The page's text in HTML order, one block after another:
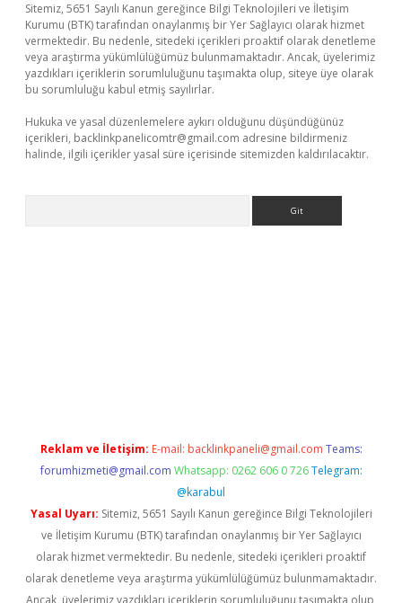
Sitemiz, 5651 Sayılı Kanun gereğince Bilgi Teknolojileri ve İletişim
Kurumu (BTK) tarafından onaylanmış bir Yer Sağlayıcı olarak hizmet
vermektedir. Bu nedenle, sitedeki içerikleri proaktif olarak denetleme
veya araştırma yükümlülüğümüz bulunmamaktadır. Ancak, üyelerimiz
yazdıkları içeriklerin sorumluluğunu taşımakta olup, siteye üye olarak
bu sorumluluğu kabul etmiş sayılırlar.
Hukuka ve yasal düzenlemelere aykırı olduğunu düşündüğünüz
içerikleri, backlinkpanelicomtr@gmail.com adresine bildirmeniz
halinde, ilgili içerikler yasal süre içerisinde sitemizden kaldırılacaktır.
Reklam ve İletişim: E-mail: backlinkpaneli@gmail.com Teams:
forumhizmeti@gmail.com Whatsapp: 0262 606 0 726 Telegram:
@karabul
Yasal Uyarı: Sitemiz, 5651 Sayılı Kanun gereğince Bilgi Teknolojileri
ve İletişim Kurumu (BTK) tarafından onaylanmış bir Yer Sağlayıcı
olarak hizmet vermektedir. Bu nedenle, sitedeki içerikleri proaktif
olarak denetleme veya araştırma yükümlülüğümüz bulunmamaktadır.
Ancak, üyelerimiz yazdıkları içeriklerin sorumluluğunu taşımakta olup,